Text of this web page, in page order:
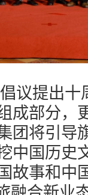
议提出
成部分，
团将引导
中国历史
故事和中